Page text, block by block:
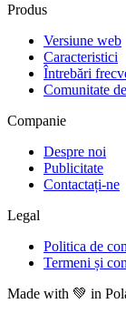
Produs
Versiune web
Caracteristici
Întrebări
Comunitate
Companie
Despre noi
Publicitate
Contactați-ne
Legal
Politica de
Termeni și
Made with 💚 in